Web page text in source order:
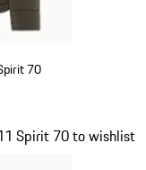
70
Spirit 70 to wishlist